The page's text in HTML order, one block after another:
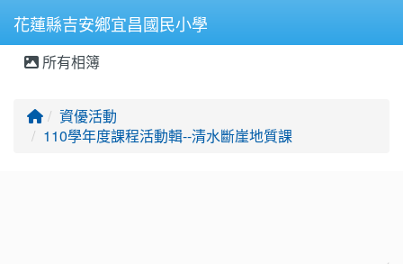
花蓮縣吉安鄉宜昌國民小學
所有相簿
回首頁
資優活動
110學年度課程活動輯--清水斷崖地質課